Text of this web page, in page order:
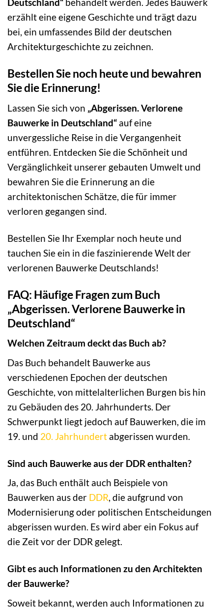
Deutschland“ behandelt werden. Jedes Bauwerk
erzählt eine eigene Geschichte und trägt dazu
bei, ein umfassendes Bild der deutschen
Architekturgeschichte zu zeichnen.
Bestellen Sie noch heute und bewahren
Sie die Erinnerung!
Lassen Sie sich von „Abgerissen. Verlorene
Bauwerke in Deutschland“ auf eine
unvergessliche Reise in die Vergangenheit
entführen. Entdecken Sie die Schönheit und
Vergänglichkeit unserer gebauten Umwelt und
bewahren Sie die Erinnerung an die
architektonischen Schätze, die für immer
verloren gegangen sind.
Bestellen Sie Ihr Exemplar noch heute und
tauchen Sie ein in die faszinierende Welt der
verlorenen Bauwerke Deutschlands!
FAQ: Häufige Fragen zum Buch
„Abgerissen. Verlorene Bauwerke in
Deutschland“
Welchen Zeitraum deckt das Buch ab?
Das Buch behandelt Bauwerke aus
verschiedenen Epochen der deutschen
Geschichte, von mittelalterlichen Burgen bis hin
zu Gebäuden des 20. Jahrhunderts. Der
Schwerpunkt liegt jedoch auf Bauwerken, die im
19. und 20. Jahrhundert abgerissen wurden.
Sind auch Bauwerke aus der DDR enthalten?
Ja, das Buch enthält auch Beispiele von
Bauwerken aus der DDR, die aufgrund von
Modernisierung oder politischen Entscheidungen
abgerissen wurden. Es wird aber ein Fokus auf
die Zeit vor der DDR gelegt.
Gibt es auch Informationen zu den Architekten
der Bauwerke?
Soweit bekannt, werden auch Informationen zu